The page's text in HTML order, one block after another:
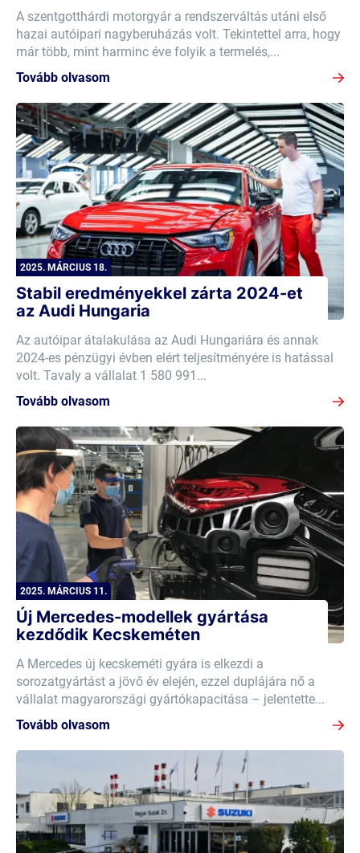
A szentgotthárdi motorgyár a rendszerváltás utáni első
hazai autóipari nagyberuházás volt. Tekintettel arra, hogy
már több, mint harminc éve folyik a termelés,...
Tovább olvasom
2025. MÁRCIUS 18.
Stabil eredményekkel zárta 2024-et
az Audi Hungaria
Az autóipar átalakulása az Audi Hungariára és annak
2024-es pénzügyi évben elért teljesítményére is hatással
volt. Tavaly a vállalat 1 580 991...
Tovább olvasom
2025. MÁRCIUS 11.
Új Mercedes-modellek gyártása
kezdődik Kecskeméten
A Mercedes új kecskeméti gyára is elkezdi a
sorozatgyártást a jövő év elején, ezzel duplájára nő a
vállalat magyarországi gyártókapacitása – jelentette...
Tovább olvasom